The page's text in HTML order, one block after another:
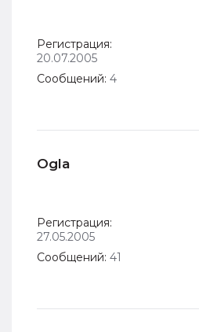
Регистрация:
20.07.2005
Сообщений: 4
Ogla
Регистрация:
27.05.2005
Сообщений: 41